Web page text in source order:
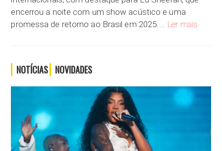
encerrou a noite com um show acústico e uma
promessa de retorno ao Brasil em 2025. … Ler mais
NOTÍCIAS NOVIDADES